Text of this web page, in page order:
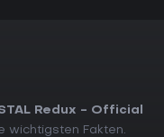
Redux - Official
wichtigsten Fakten.